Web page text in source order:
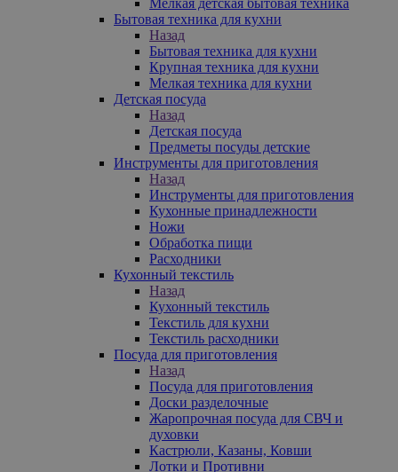
Бытовая техника для кухни
Назад
Бытовая техника для кухни
Крупная техника для кухни
Мелкая техника для кухни
Детская посуда
Назад
Детская посуда
Предметы посуды детские
Инструменты для приготовления
Назад
Инструменты для приготовления
Кухонные принадлежности
Ножи
Обработка пищи
Расходники
Кухонный текстиль
Назад
Кухонный текстиль
Текстиль для кухни
Текстиль расходники
Посуда для приготовления
Назад
Посуда для приготовления
Доски разделочные
Жаропрочная посуда для СВЧ и
духовки
Кастрюли, Казаны, Ковши
Лотки и Противни